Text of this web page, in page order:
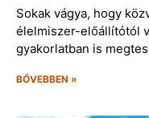
Sokak vágya, hogy
élelmiszer-előállítótól
gyakorlatban is
BŐVEBBEN »